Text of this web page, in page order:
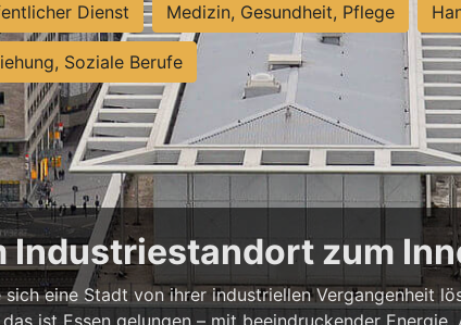
Dienst Medizin, Gesundheit, Pflege
Soziale Berufe
Industriestandort zum
eine Stadt von ihrer industriellen Vergangenheit